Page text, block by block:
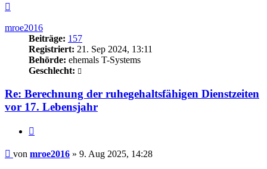
mroe2016
Beiträge: 157
Registriert: 21. Sep 2024, 13:11
Behörde: ehemals T-Systems
Geschlecht:
Re: Berechnung der ruhegehaltsfähigen Dienstzeiten
vor 17. Lebensjahr
Beitrag
von mroe2016 » 9. Aug 2025, 14:28